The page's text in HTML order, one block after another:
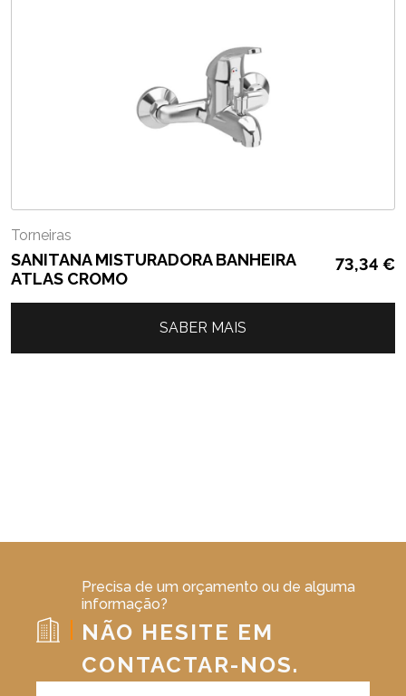
Torneiras
SANITANA MISTURADORA BANHEIRA
ATLAS CROMO
73,34 €
SABER MAIS
Precisa de um orçamento ou de alguma
informação?
NÃO HESITE EM
CONTACTAR-NOS.